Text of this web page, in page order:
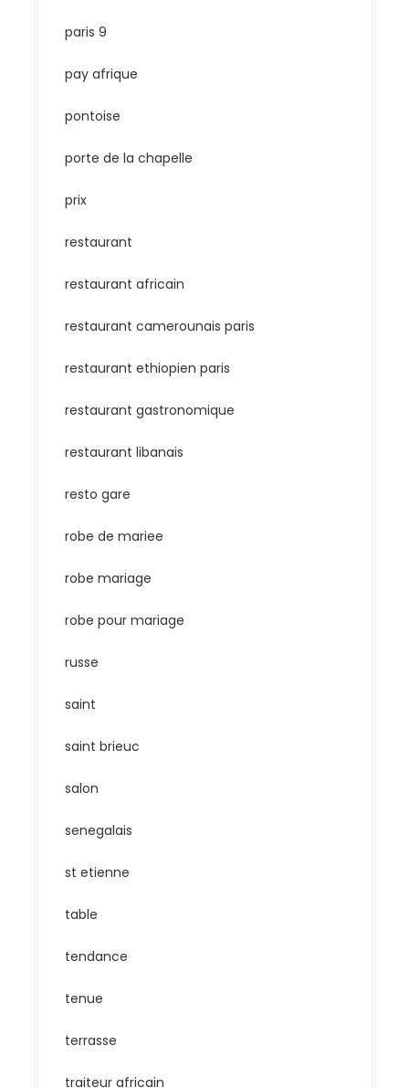
paris 9
pay afrique
pontoise
porte de la chapelle
prix
restaurant
restaurant africain
restaurant camerounais paris
restaurant ethiopien paris
restaurant gastronomique
restaurant libanais
resto gare
robe de mariee
robe mariage
robe pour mariage
russe
saint
saint brieuc
salon
senegalais
st etienne
table
tendance
tenue
terrasse
traiteur africain